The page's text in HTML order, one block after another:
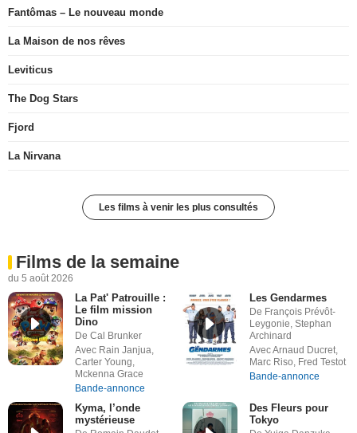
Fantômas – Le nouveau monde
La Maison de nos rêves
Leviticus
The Dog Stars
Fjord
La Nirvana
Les films à venir les plus consultés
Films de la semaine
du 5 août 2026
La Pat' Patrouille :
Le film mission
Dino
De Cal Brunker
Avec Rain Janjua,
Carter Young,
Mckenna Grace
Bande-annonce
Les Gendarmes
De François Prévôt-
Leygonie, Stephan
Archinard
Avec Arnaud Ducret,
Marc Riso, Fred Testot
Bande-annonce
Kyma, l’onde
mystérieuse
Des Fleurs pour
Tokyo